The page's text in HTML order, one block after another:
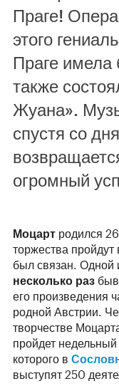
Праге!
этого
Праге имела
также
Жуана».
спустя со
огромный
Моцарт родился
торжества
был связан. Одной
несколько раз
его произведения
родной Австрии.
творчестве
пройдет
которого в
выступят 250